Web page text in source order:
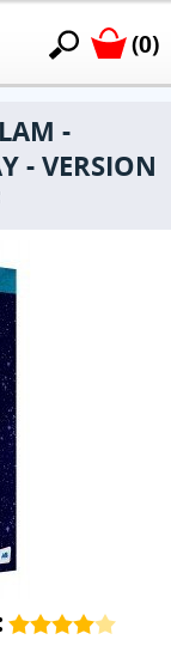
(0)
-
- VERSION